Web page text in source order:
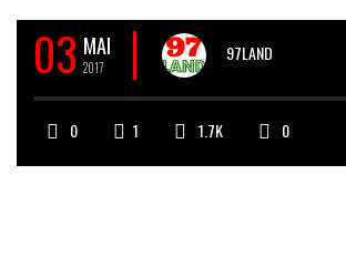
03 MAI
2017
97LAND
0 1 1.7K 0